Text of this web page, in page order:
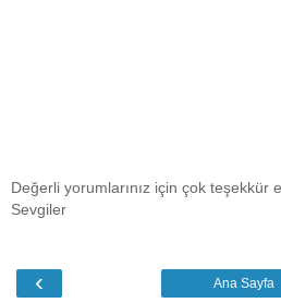
Değerli yorumlarınız için çok teşekkür
Sevgiler
‹ Ana Sayfa